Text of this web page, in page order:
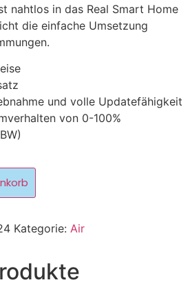
nahtlos in das Real Smart Home
die einfache Umsetzung
und volle Updatefähigkeit
von 0-100%
Kategorie: Air